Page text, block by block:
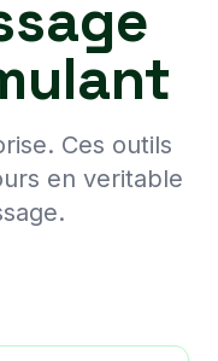
Ces outils
en veritable